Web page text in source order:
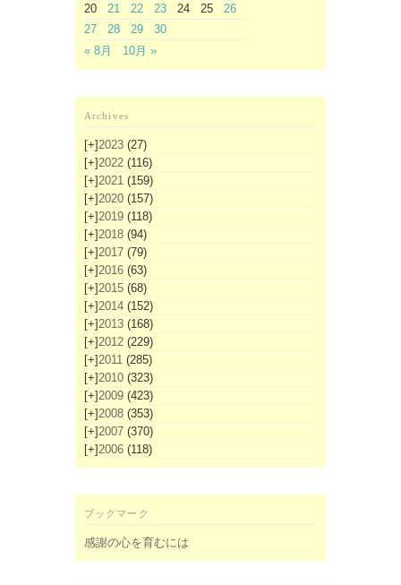
20
21 22 23 24 25
26
27
28 29
30
« 8月
10月 »
Archives
[+]2023 (27)
[+]2022 (116)
[+]2021 (159)
[+]2020 (157)
[+]2019 (118)
[+]2018 (94)
[+]2017 (79)
[+]2016 (63)
[+]2015 (68)
[+]2014 (152)
[+]2013 (168)
[+]2012 (229)
[+]2011 (285)
[+]2010 (323)
[+]2009 (423)
[+]2008 (353)
[+]2007 (370)
[+]2006 (118)
ブックマーク
感謝の心を育むには